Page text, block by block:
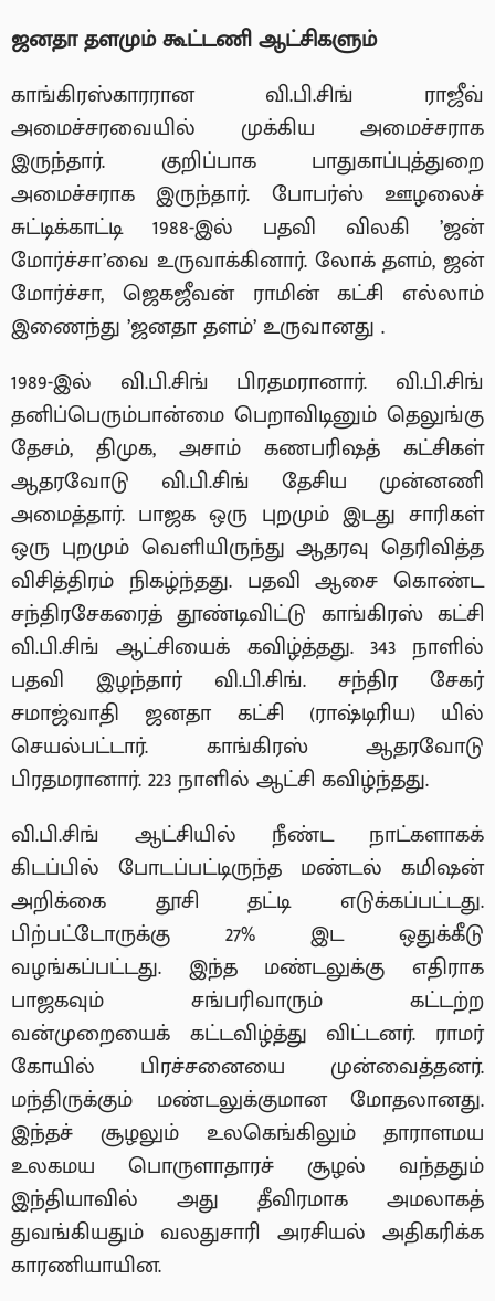
ஜனதா தளமும் கூட்டணி ஆட்சிகளும்
காங்கிரஸ்காரரான வி.பி.சிங் ராஜீவ்
அமைச்சரவையில் முக்கிய அமைச்சராக
இருந்தார். குறிப்பாக பாதுகாப்புத்துறை
அமைச்சராக இருந்தார். போபர்ஸ் ஊழலைச்
சுட்டிக்காட்டி 1988-இல் பதவி விலகி ’ஜன்
மோர்ச்சா’வை உருவாக்கினார். லோக் தளம், ஜன்
மோர்ச்சா, ஜெகஜீவன் ராமின் கட்சி எல்லாம்
இணைந்து ’ஜனதா தளம்’ உருவானது .
1989-இல் வி.பி.சிங் பிரதமரானார். வி.பி.சிங்
தனிப்பெரும்பான்மை பெறாவிடினும் தெலுங்கு
தேசம், திமுக, அசாம் கணபரிஷத் கட்சிகள்
ஆதரவோடு வி.பி.சிங் தேசிய முன்னணி
அமைத்தார். பாஜக ஒரு புறமும் இடது சாரிகள்
ஒரு புறமும் வெளியிருந்து ஆதரவு தெரிவித்த
விசித்திரம் நிகழ்ந்தது. பதவி ஆசை கொண்ட
சந்திரசேகரைத் தூண்டிவிட்டு காங்கிரஸ் கட்சி
வி.பி.சிங் ஆட்சியைக் கவிழ்த்தது. 343 நாளில்
பதவி இழந்தார் வி.பி.சிங். சந்திர சேகர்
சமாஜ்வாதி ஜனதா கட்சி (ராஷ்டிரிய) யில்
செயல்பட்டார். காங்கிரஸ் ஆதரவோடு
பிரதமரானார். 223 நாளில் ஆட்சி கவிழ்ந்தது.
வி.பி.சிங் ஆட்சியில் நீண்ட நாட்களாகக்
கிடப்பில் போடப்பட்டிருந்த மண்டல் கமிஷன்
அறிக்கை தூசி தட்டி எடுக்கப்பட்டது.
பிற்பட்டோருக்கு 27% இட ஒதுக்கீடு
வழங்கப்பட்டது. இந்த மண்டலுக்கு எதிராக
பாஜகவும் சங்பரிவாரும் கட்டற்ற
வன்முறையைக் கட்டவிழ்த்து விட்டனர். ராமர்
கோயில் பிரச்சனையை முன்வைத்தனர்.
மந்திருக்கும் மண்டலுக்குமான மோதலானது.
இந்தச் சூழலும் உலகெங்கிலும் தாராளமய
உலகமய பொருளாதாரச் சூழல் வந்ததும்
இந்தியாவில் அது தீவிரமாக அமலாகத்
துவங்கியதும் வலதுசாரி அரசியல் அதிகரிக்க
காரணியாயின.